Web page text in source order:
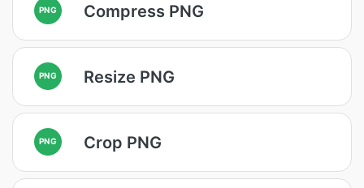
PNG Compress PNG
PNG Resize PNG
PNG Crop PNG